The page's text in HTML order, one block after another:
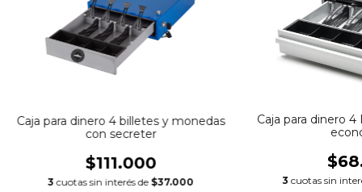
Caja para dinero 4 billetes y monedas
con secreter
$111.000
3 cuotas sin interés de $37.000
Caja para dinero
3 cuotas sin